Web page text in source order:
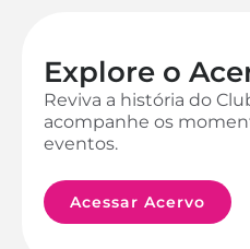
Explore o
Reviva a história do
acompanhe os
eventos.
Acessar Acervo